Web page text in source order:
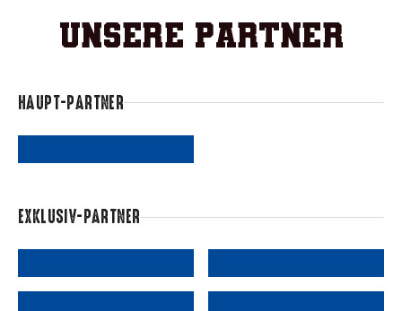
Unsere Partner
HAUPT-PARTNER
EXKLUSIV-PARTNER